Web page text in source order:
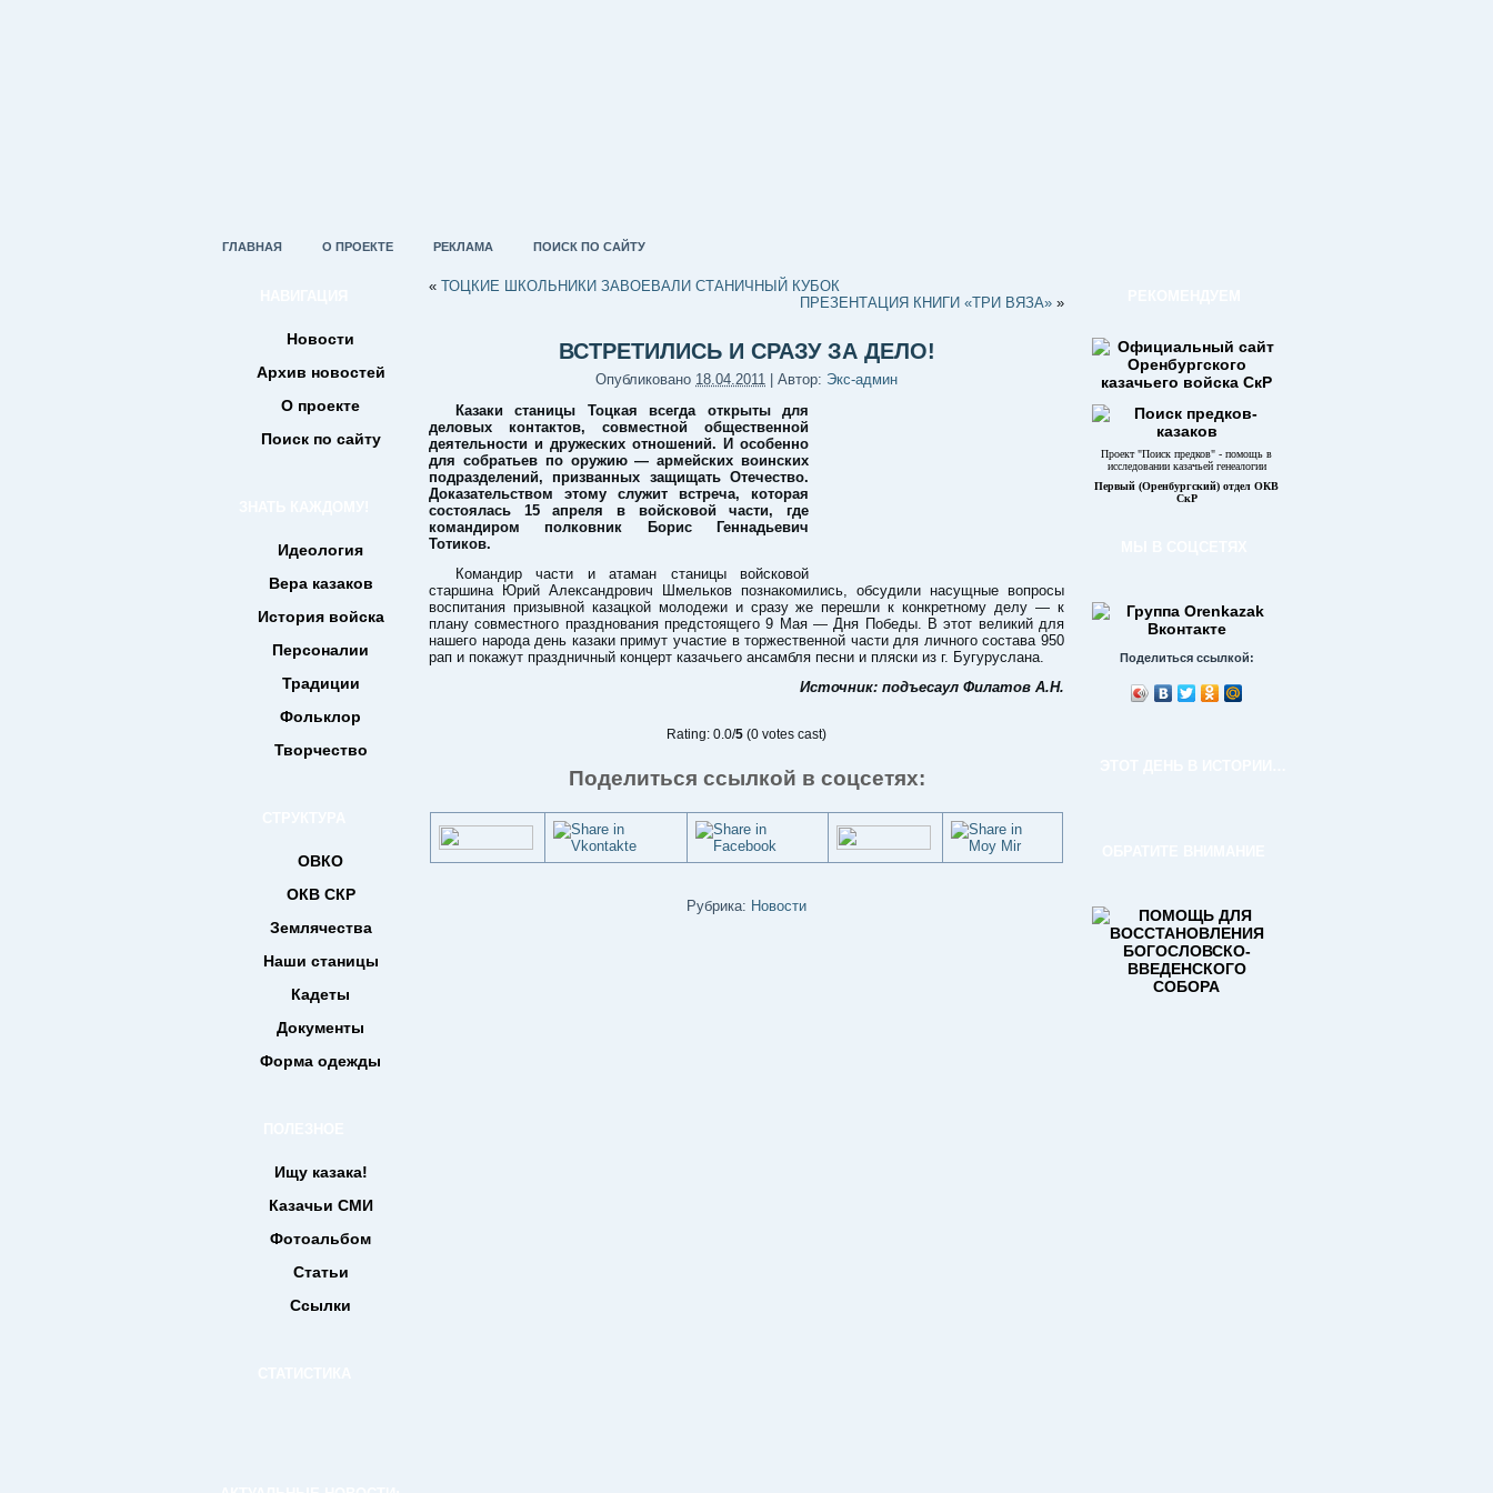
ГЛАВНАЯ О ПРОЕКТЕ РЕКЛАМА ПОИСК ПО САЙТУ
Новости
Архив новостей
О проекте
Поиск по сайту
Идеология
Вера казаков
История войска
Персоналии
Традиции
Фольклор
Творчество
ОВКО
ОКВ СКР
Землячества
Наши станицы
Кадеты
Документы
Форма одежды
Ищу казака!
Казачьи СМИ
Фотоальбом
Статьи
Ссылки
« ТОЦКИЕ ШКОЛЬНИКИ ЗАВОЕВАЛИ СТАНИЧНЫЙ КУБОК
ПРЕЗЕНТАЦИЯ КНИГИ «ТРИ ВЯЗА» »
ВСТРЕТИЛИСЬ И СРАЗУ ЗА ДЕЛО!
Опубликовано 18.04.2011 Автор: Экс-админ
Казаки станицы Тоцкая всегда открыты для
деловых контактов, совместной общественной
деятельности и дружеских отношений. И особенно
для собратьев по оружию — армейских воинских
подразделений, призванных защищать Отечество.
Доказательством этому служит встреча, которая
состоялась 15 апреля в войсковой части, где
командиром полковник Борис Геннадьевич
Тотиков.
Командир части и атаман станицы войсковой
старшина Юрий Александрович Шмельков познакомились, обсудили насущные вопросы
воспитания призывной казацкой молодежи и сразу же перешли к конкретному делу — к
плану совместного празднования предстоящего 9 Мая — Дня Победы. В этот великий для
нашего народа день казаки примут участие в торжественной части для личного состава 950
рап и покажут праздничный концерт казачьего ансамбля песни и пляски из г. Бугуруслана.
Источник: подъесаул Филатов А.Н.
Rating: 0.0/5 (0 votes cast)
Поделиться ссылкой в соцсетях:
Рубрика: Новости
Проект "Поиск предков" - помощь в
исследовании казачьей генеалогии
Первый (Оренбургский) отдел ОКВ
СкР
Поделиться ссылкой: